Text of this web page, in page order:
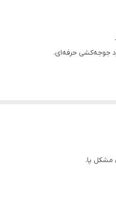
جوجه‌کشی حرفه‌ای.
مشکل پا.